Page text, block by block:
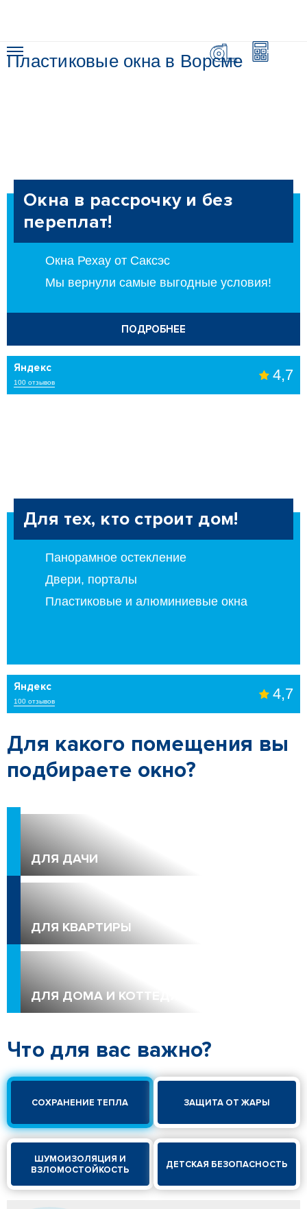
Пластиковые окна в Ворсме
Окна в рассрочку и без
переплат!
Окна Рехау от Саксэс
Мы вернули самые выгодные условия!
ПОДРОБНЕЕ
Яндекс
100 отзывов 4,7
Для тех, кто строит дом!
Панорамное остекление
Двери, порталы
Пластиковые и алюминиевые окна
Яндекс
100 отзывов 4,7
Для какого помещения вы
подбираете окно?
ДЛЯ ДАЧИ
ДЛЯ КВАРТИРЫ
ДЛЯ ДОМА И КОТТЕДЖА
Что для вас важно?
СОХРАНЕНИЕ ТЕПЛА ЗАЩИТА ОТ ЖАРЫ
ШУМОИЗОЛЯЦИЯ И
ВЗЛОМОСТОЙКОСТЬ
ДЕТСКАЯ БЕЗОПАСНОСТЬ